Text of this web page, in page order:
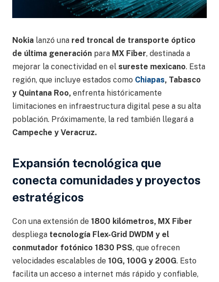
Nokia lanzó una red troncal de transporte óptico
de última generación para MX Fiber, destinada a
mejorar la conectividad en el sureste mexicano. Esta
región, que incluye estados como Chiapas, Tabasco
y Quintana Roo, enfrenta históricamente
limitaciones en infraestructura digital pese a su alta
población. Próximamente, la red también llegará a
Campeche y Veracruz.
Expansión tecnológica que
conecta comunidades y proyectos
estratégicos
Con una extensión de 1800 kilómetros, MX Fiber
despliega tecnología Flex-Grid DWDM y el
conmutador fotónico 1830 PSS, que ofrecen
velocidades escalables de 10G, 100G y 200G. Esto
facilita un acceso a internet más rápido y confiable,